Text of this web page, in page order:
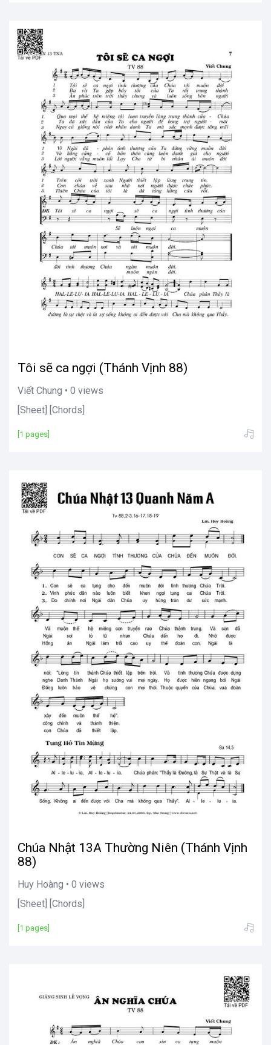
Tôi sẽ ca ngợi (Thánh Vịnh 88)
Viết Chung • 0 views
[Sheet] [Chords]
[1 pages]
Chúa Nhật 13A Thường Niên (Thánh Vịnh
88)
Huy Hoàng • 0 views
[Sheet] [Chords]
[1 pages]